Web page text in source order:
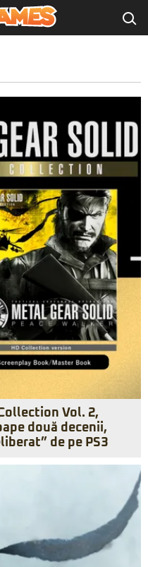
Vol. 2,
două decenii,
de pe PS3